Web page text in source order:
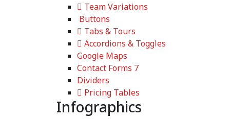
Team Variations
Buttons
Tabs & Tours
Accordions & Toggles
Google Maps
Contact Forms 7
Dividers
Pricing Tables
Infographics